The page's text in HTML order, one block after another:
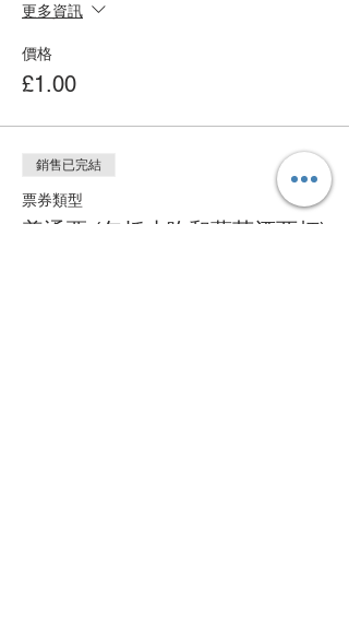
更多資訊
價格
£1.00
銷售已完結
票券類型
普通票 (包括小吃和葡萄酒两杯)